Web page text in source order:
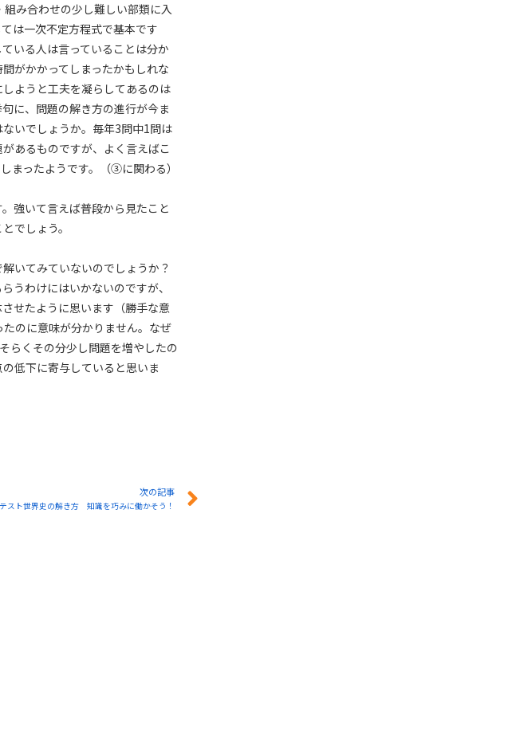
み合わせの少し難しい部類に入
は一次不定方程式で基本です
いる人は言っていることは分か
がかかってしまったかもしれな
ようと工夫を凝らしてあるのは
に、問題の解き方の進行が今ま
いでしょうか。毎年3問中1問は
あるものですが、よく言えばこ
まったようです。（③に関わる）
強いて言えば普段から見たこと
でしょう。
いてみていないのでしょうか？
うわけにはいかないのですが、
せたように思います（勝手な意
のに意味が分かりません。なぜ
らくその分少し問題を増やしたの
低下に寄与していると思いま
次の記事
スト世界史の解き方 知識を巧みに働かそう！